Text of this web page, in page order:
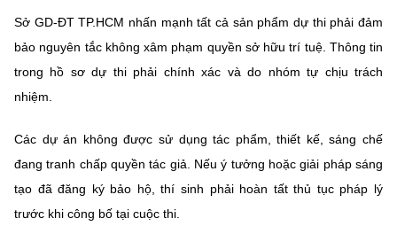
Sở GD-ĐT TP.HCM nhấn mạnh tất cả sản phẩm dự thi phải đảm
bảo nguyên tắc không xâm phạm quyền sở hữu trí tuệ. Thông tin
trong hồ sơ dự thi phải chính xác và do nhóm tự chịu trách
nhiệm.
Các dự án không được sử dụng tác phẩm, thiết kế, sáng chế
đang tranh chấp quyền tác giả. Nếu ý tưởng hoặc giải pháp sáng
tạo đã đăng ký bảo hộ, thí sinh phải hoàn tất thủ tục pháp lý
trước khi công bố tại cuộc thi.